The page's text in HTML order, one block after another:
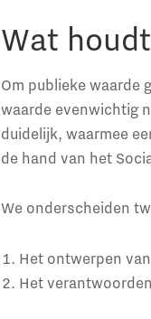
Wat
Om publieke waarde
waarde evenwichtig
duidelijk, waarmee
de hand van het
We onderscheiden
Het ontwerpen
Het